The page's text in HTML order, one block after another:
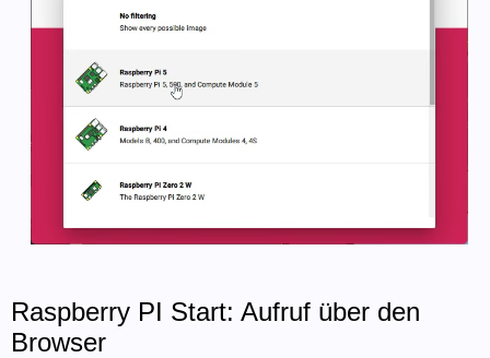
Raspberry PI Start: Aufruf über den
Browser